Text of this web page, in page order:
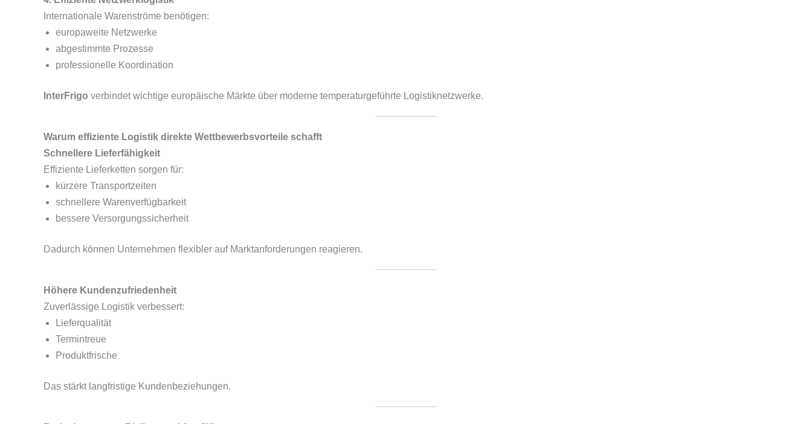
Internationale Warenströme benötigen:
europaweite Netzwerke
abgestimmte Prozesse
professionelle Koordination
InterFrigo verbindet wichtige europäische Märkte über moderne temperaturgeführte Logistiknetzwerke.
Warum effiziente Logistik direkte Wettbewerbsvorteile schafft
Schnellere Lieferfähigkeit
Effiziente Lieferketten sorgen für:
kürzere Transportzeiten
schnellere Warenverfügbarkeit
bessere Versorgungssicherheit
Dadurch können Unternehmen flexibler auf Marktanforderungen reagieren.
Höhere Kundenzufriedenheit
Zuverlässige Logistik verbessert:
Lieferqualität
Termintreue
Produktfrische
Das stärkt langfristige Kundenbeziehungen.